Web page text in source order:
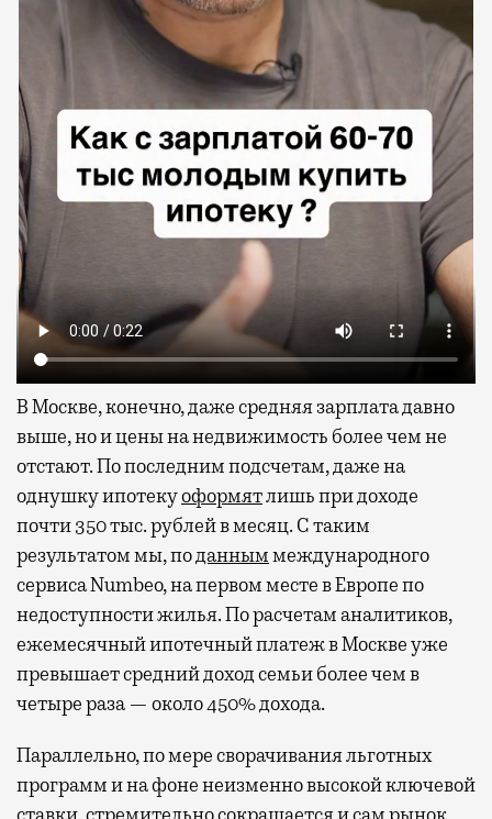
В Москве, конечно, даже средняя зарплата давно
выше, но и цены на недвижимость более чем не
отстают. По последним подсчетам, даже на
однушку ипотекуоформятлишь при доходе
почти 350 тыс. рублей в месяц. С таким
результатом мы, поданныммеждународного
сервиса Numbeo, на первом месте в Европе по
недоступности жилья. По расчетам аналитиков,
ежемесячный ипотечный платеж в Москве уже
превышает средний доход семьи более чем в
четыре раза — около 450% дохода.
Параллельно, по мере сворачивания льготных
программ и на фоне неизменно высокой ключевой